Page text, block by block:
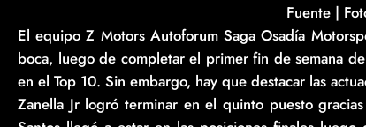
Fuente |
El equipo Z Motors Autoforum Saga Osadía
boca, luego de completar el primer fin de semana
en el Top 10. Sin embargo, hay que destacar las
Zanella Jr logró terminar en el quinto puesto